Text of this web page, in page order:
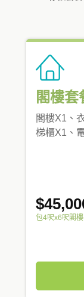
閣樓套
閣樓X1、
梯櫃X1、
包4呎x6呎閣